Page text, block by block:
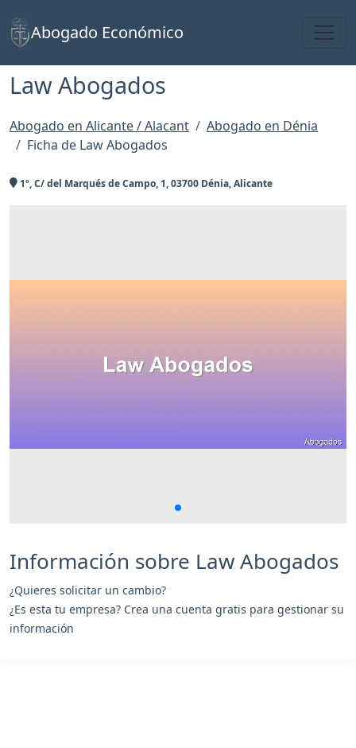
Abogado Económico
Law Abogados
Abogado en Alicante / Alacant
Abogado en Dénia
Ficha de Law Abogados
1º, C/ del Marqués de Campo, 1, 03700 Dénia, Alicante
Información sobre Law Abogados
¿Quieres solicitar un cambio?
¿Es esta tu empresa? Crea una cuenta gratis para gestionar su
información